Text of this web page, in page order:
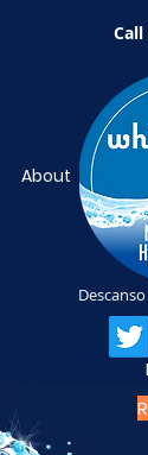
Call
About
Descanso